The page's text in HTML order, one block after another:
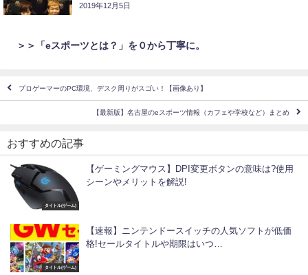
2019年12月5日
＞＞「eスポーツとは？」を０から丁寧に。
プロゲーマーのPC環境、デスク周りがスゴい！【画像あり】
【最新版】名古屋のeスポーツ情報（カフェや学校など）まとめ
おすすめの記事
タイトル(ゲーム)
【ゲーミングマウス】DPI変更ボタンの意味は?使用
シーンやメリットを解説!
タイトル(ゲーム)
【速報】ニンテンドースイッチの人気ソフトが低価
格!セールタイトルや期限はいつ…